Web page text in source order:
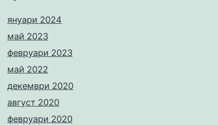
януари 2024
май 2023
февруари 2023
май 2022
декември 2020
август 2020
февруари 2020